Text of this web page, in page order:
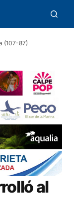
(107-87)
al